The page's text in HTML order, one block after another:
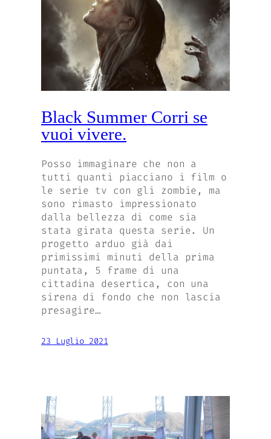
Black Summer Corri se
vuoi vivere.
Posso immaginare che non a
tutti quanti piacciano i film o
le serie tv con gli zombie, ma
sono rimasto impressionato
dalla bellezza di come sia
stata girata questa serie. Un
progetto arduo già dai
primissimi minuti della prima
puntata, 5 frame di una
cittadina desertica, con una
sirena di fondo che non lascia
presagire…
23 Luglio 2021